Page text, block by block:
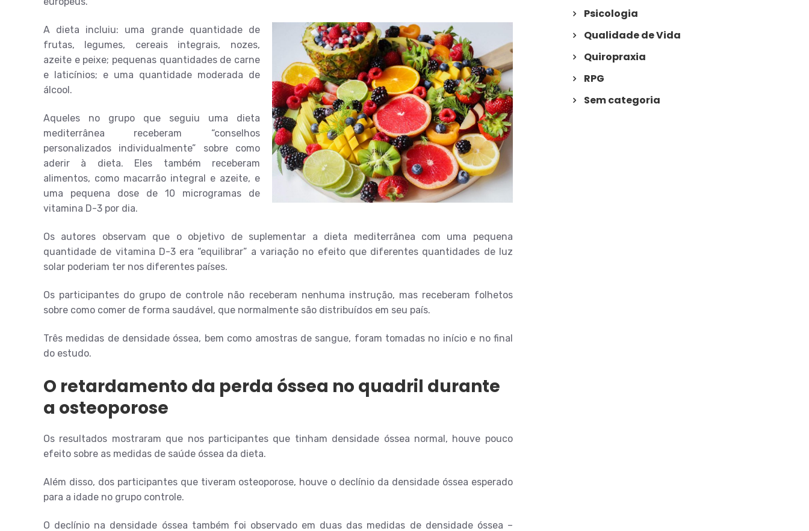
A dieta incluiu: uma grande quantidade de
frutas, legumes, cereais integrais, nozes,
azeite e peixe; pequenas quantidades de carne
e laticínios; e uma quantidade moderada de
álcool.
Aqueles no grupo que seguiu uma dieta
mediterrânea receberam “conselhos
personalizados individualmente” sobre como
aderir à dieta. Eles também receberam
alimentos, como macarrão integral e azeite, e
uma pequena dose de 10 microgramas de
vitamina D-3 por dia.
Os autores observam que o objetivo de suplementar a dieta mediterrânea com uma pequena
quantidade de vitamina D-3 era “equilibrar” a variação no efeito que diferentes quantidades de luz
solar poderiam ter nos diferentes países.
Os participantes do grupo de controle não receberam nenhuma instrução, mas receberam folhetos
sobre como comer de forma saudável, que normalmente são distribuídos em seu país.
Três medidas de densidade óssea, bem como amostras de sangue, foram tomadas no início e no final
do estudo.
O retardamento da perda óssea no quadril durante
a osteoporose
Os resultados mostraram que nos participantes que tinham densidade óssea normal, houve pouco
efeito sobre as medidas de saúde óssea da dieta.
Além disso, dos participantes que tiveram osteoporose, houve o declínio da densidade óssea esperado
para a idade no grupo controle.
O declínio na densidade óssea também foi observado em duas das medidas de densidade óssea –
Psicologia
Qualidade de Vida
Quiropraxia
RPG
Sem categoria